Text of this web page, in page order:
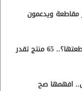
مقاطعة ويدعمون
ما هي المنتجات الإسرائيلية التي يجب مقاطعتها؟.. 65 منتج تقدر
افهمها صح